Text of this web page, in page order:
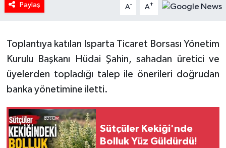
Paylaş A- A+
Toplantıya katılan Isparta Ticaret Borsası Yönetim
Kurulu Başkanı Hüdai Şahin, sahadan üretici ve
üyelerden topladığı talep ile önerileri doğrudan
banka yönetimine iletti.
Sütçüler Kekiği'nde
Bolluk Yüz Güldürdü!
POLİTİKA
RESMİ İLANLAR
SAĞLIK
Spor
Tarihi Yapılarımız
Teknoloji